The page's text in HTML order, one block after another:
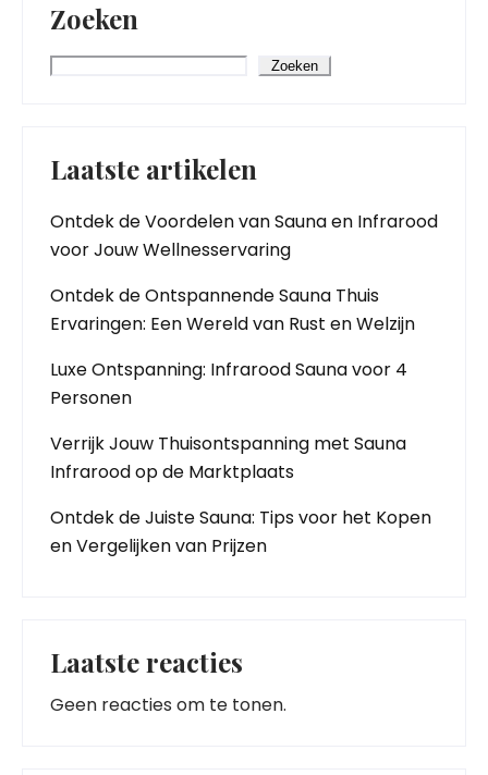
Zoeken
Zoeken
Laatste artikelen
Ontdek de Voordelen van Sauna en Infrarood
voor Jouw Wellnesservaring
Ontdek de Ontspannende Sauna Thuis
Ervaringen: Een Wereld van Rust en Welzijn
Luxe Ontspanning: Infrarood Sauna voor 4
Personen
Verrijk Jouw Thuisontspanning met Sauna
Infrarood op de Marktplaats
Ontdek de Juiste Sauna: Tips voor het Kopen
en Vergelijken van Prijzen
Laatste reacties
Geen reacties om te tonen.